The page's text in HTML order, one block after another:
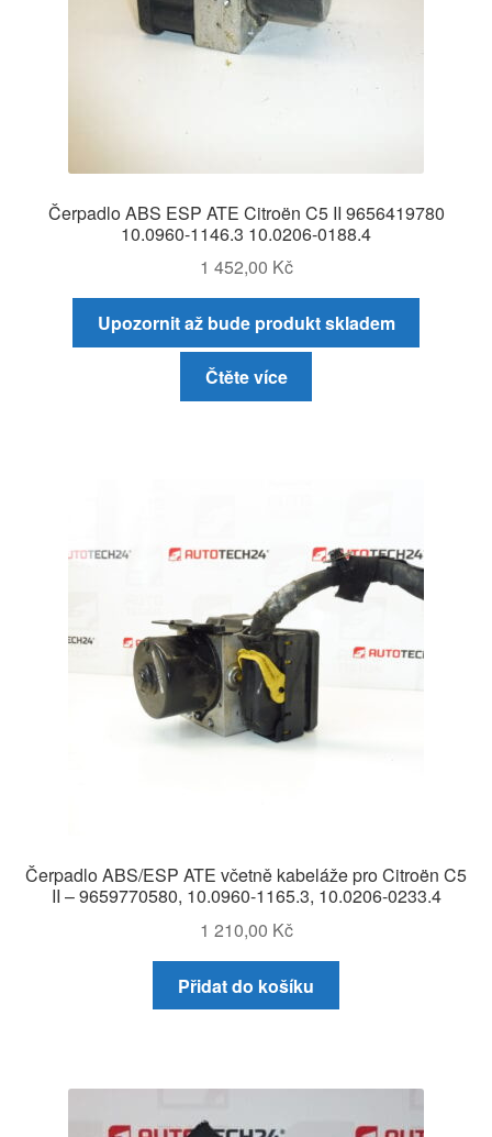
Čerpadlo ABS ESP ATE Citroën C5 II 9656419780
10.0960-1146.3 10.0206-0188.4
1 452,00 Kč
Upozornit až bude produkt skladem
Čtěte více
Čerpadlo ABS/ESP ATE včetně kabeláže pro Citroën C5
II – 9659770580, 10.0960-1165.3, 10.0206-0233.4
1 210,00 Kč
Přidat do košíku